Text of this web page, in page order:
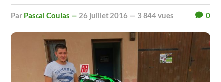
par Pascal Coulas — 26 juillet 2016 — 3 844 vues 0